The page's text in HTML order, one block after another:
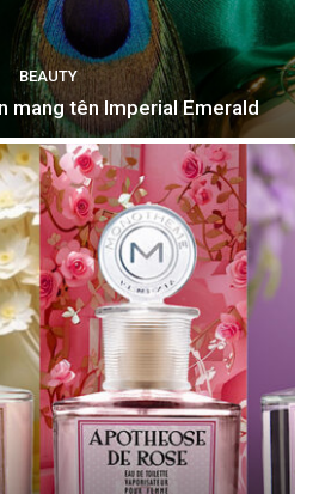
BEAUTY
mang tên Imperial Emerald